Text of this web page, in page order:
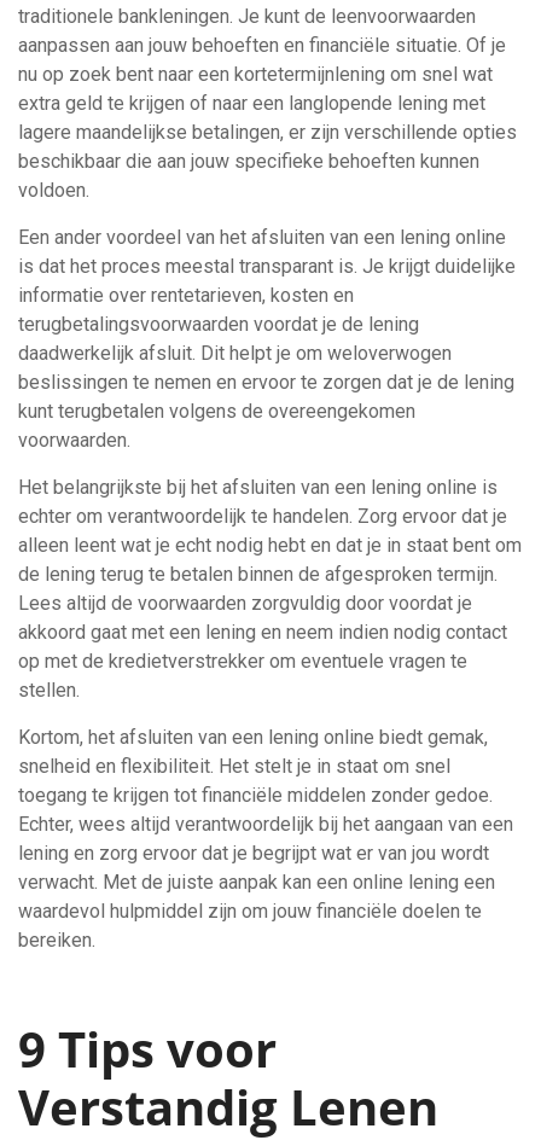
traditionele bankleningen. Je kunt de leenvoorwaarden
aanpassen aan jouw behoeften en financiële situatie. Of je
nu op zoek bent naar een kortetermijnlening om snel wat
extra geld te krijgen of naar een langlopende lening met
lagere maandelijkse betalingen, er zijn verschillende opties
beschikbaar die aan jouw specifieke behoeften kunnen
voldoen.
Een ander voordeel van het afsluiten van een lening online
is dat het proces meestal transparant is. Je krijgt duidelijke
informatie over rentetarieven, kosten en
terugbetalingsvoorwaarden voordat je de lening
daadwerkelijk afsluit. Dit helpt je om weloverwogen
beslissingen te nemen en ervoor te zorgen dat je de lening
kunt terugbetalen volgens de overeengekomen
voorwaarden.
Het belangrijkste bij het afsluiten van een lening online is
echter om verantwoordelijk te handelen. Zorg ervoor dat je
alleen leent wat je echt nodig hebt en dat je in staat bent om
de lening terug te betalen binnen de afgesproken termijn.
Lees altijd de voorwaarden zorgvuldig door voordat je
akkoord gaat met een lening en neem indien nodig contact
op met de kredietverstrekker om eventuele vragen te
stellen.
Kortom, het afsluiten van een lening online biedt gemak,
snelheid en flexibiliteit. Het stelt je in staat om snel
toegang te krijgen tot financiële middelen zonder gedoe.
Echter, wees altijd verantwoordelijk bij het aangaan van een
lening en zorg ervoor dat je begrijpt wat er van jou wordt
verwacht. Met de juiste aanpak kan een online lening een
waardevol hulpmiddel zijn om jouw financiële doelen te
bereiken.
9 Tips voor
Verstandig Lenen